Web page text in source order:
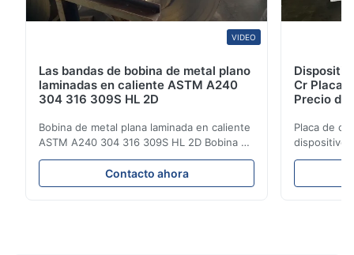
requirements with good surface finish, stable performance, and
reliable corrosion resistance. The supplier provided
professional service, accurate documents, and smooth
applications.
Michael
Oct 29.2025
Good quality stainless steel coil. The delivery was on time and
VIDEO
Las bandas de bobina de metal plano
laminadas en caliente ASTM A240
304 316 309S HL 2D
Bobina de metal plana laminada en caliente
ASTM A240 304 316 309S HL 2D Bobina de
acero inoxidable laminada en caliente/frío
304 316 309S 310 310S 316L 321 ASTM
A240 Especificaciones del producto
Contacto ahora
Cr Placa
Precio de
Placa de
dispositivos
Precio de
de acero